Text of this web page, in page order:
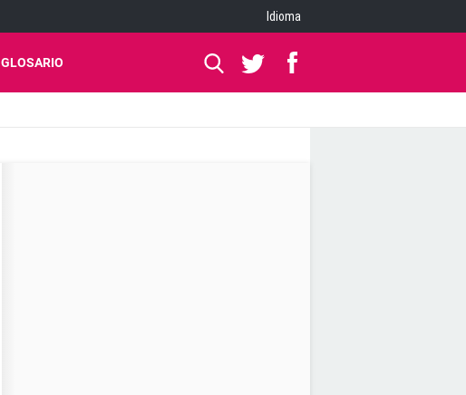
Idioma
GLOSARIO